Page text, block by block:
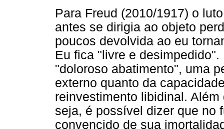
Para Freud (2010/1917) o
antes se dirigia ao objeto
poucos devolvida ao eu
Eu fica "livre e
"doloroso abatimento", uma
externo quanto da
reinvestimento libidinal.
seja, é possível dizer que no
convencido de sua